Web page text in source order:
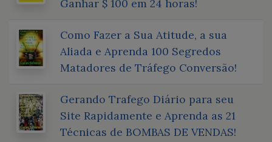
Ganhar $ 100 em 24 horas!
Como Fazer a Sua Atitude, a sua
Aliada e Aprenda 100 Segredos
Matadores de Tráfego Conversão!
Gerando Trafego Diário para seu
Site Rapidamente e Aprenda as 21
Técnicas de BOMBAS DE VENDAS!